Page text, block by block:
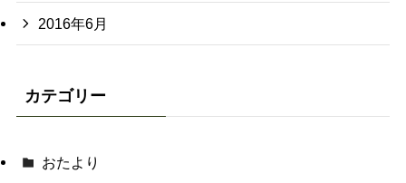
2016年6月
カテゴリー
おたより